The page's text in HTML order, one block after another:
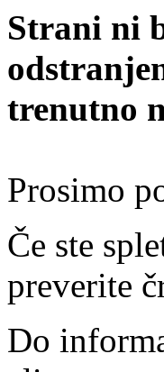
Strani ni
trenutno
Prosimo
Če ste
preverite
Do